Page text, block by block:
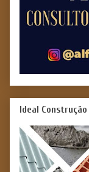
Ideal Construção